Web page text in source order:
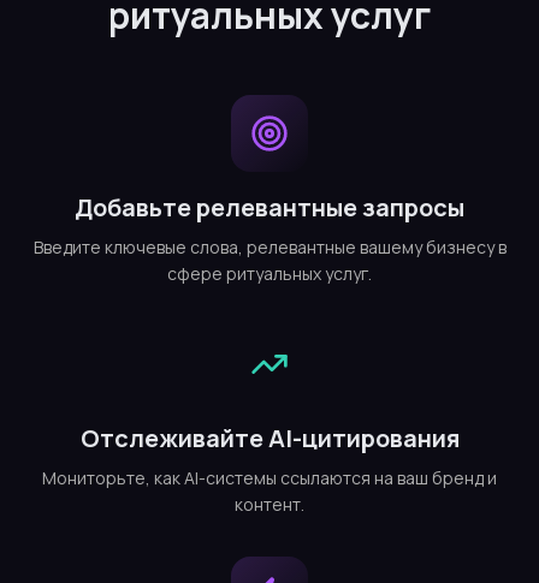
ритуальных услуг
Добавьте релевантные запросы
Введите ключевые слова, релевантные вашему бизнесу в
сфере ритуальных услуг.
Отслеживайте AI-цитирования
Мониторьте, как AI-системы ссылаются на ваш бренд и
контент.